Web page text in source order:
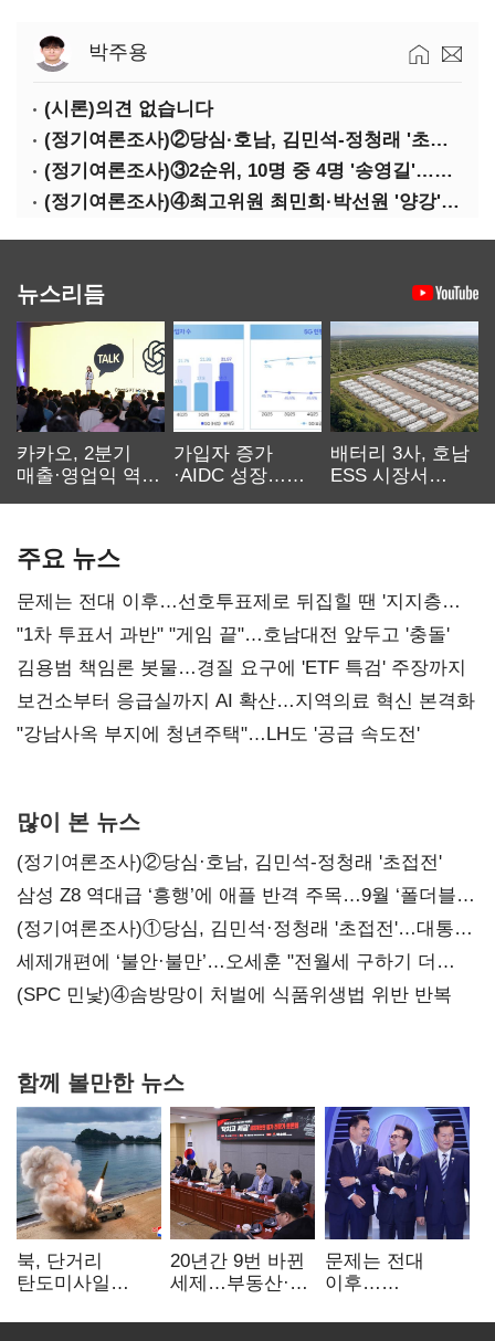
박주용
(시론)의견 없습니다
(정기여론조사)②당심·호남, 김민석-정청래 '초접전'
(정기여론조사)③2순위, 10명 중 4명 '송영길'…정청래 '한 자릿수'
(정기여론조사)④최고위원 최민희·박선원 '양강'…서미화·이성윤·임미애 뒤이어
뉴스리듬
카카오, 2분기
매출·영업익 역대
가입자 증가
·AIDC 성장…
배터리 3사, 호남
ESS 시장서
주요 뉴스
문제는 전대 이후…선호투표제로 뒤집힐 땐 '지지층
불복'
"1차 투표서 과반" "게임 끝"…호남대전 앞두고 '충돌'
김용범 책임론 봇물…경질 요구에 'ETF 특검' 주장까지
보건소부터 응급실까지 AI 확산…지역의료 혁신 본격화
"강남사옥 부지에 청년주택"…LH도 '공급 속도전'
많이 본 뉴스
(정기여론조사)②당심·호남, 김민석-정청래 '초접전'
삼성 Z8 역대급 ‘흥행’에 애플 반격 주목…9월 ‘폴더블
대전’
(정기여론조사)①당심, 김민석·정청래 '초접전'…대통령
지지도 '50% 아래로'(종합)
세제개편에 ‘불안·불만’…오세훈 "전월세 구하기 더
힘들어질 것"
(SPC 민낯)④솜방망이 처벌에 식품위생법 위반 반복
함께 볼만한 뉴스
북, 단거리
탄도미사일
"즉각 중단 촉구"
20년간 9번 바뀐
세제…부동산·
건드렸다
문제는 전대
이후…
뒤집힐 땐